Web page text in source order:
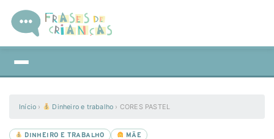
Início › Dinheiro e trabalho › CORES PASTEL
DINHEIRO E TRABALHO MÃE